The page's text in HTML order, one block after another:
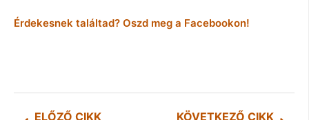
Érdekesnek találtad? Oszd meg a Facebookon!
ELŐZŐ CIKK KÖVETKEZŐ CIKK